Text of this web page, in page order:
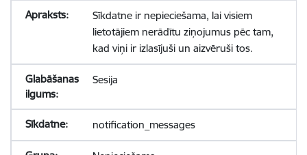
Sīkdatne ir nepieciešama, lai visiem
lietotājiem nerādītu ziņojumus pēc tam,
kad viņi ir izlasījuši un aizvēruši tos.
Sesija
notification_messages